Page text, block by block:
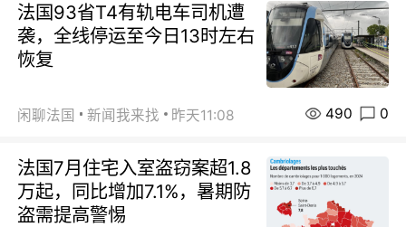
法国93省T4有轨电车司机遭
袭，全线停运至今日13时左右
恢复
闲聊法国 新闻我来找 昨天11:08 490 0
法国7月住宅入室盗窃案超1.8
万起，同比增加7.1%，暑期防
盗需提高警惕